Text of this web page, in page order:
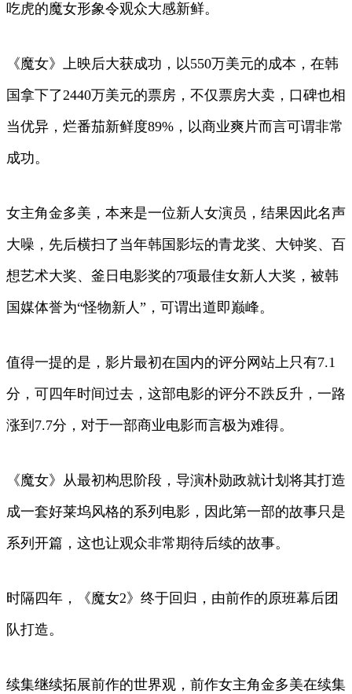
吃虎的魔女形象令观众大感新鲜。
《魔女》上映后大获成功，以550万美元的成本，在韩
国拿下了2440万美元的票房，不仅票房大卖，口碑也相
当优异，烂番茄新鲜度89%，以商业爽片而言可谓非常
成功。
女主角金多美，本来是一位新人女演员，结果因此名声
大噪，先后横扫了当年韩国影坛的青龙奖、大钟奖、百
想艺术大奖、釜日电影奖的7项最佳女新人大奖，被韩
国媒体誉为“怪物新人”，可谓出道即巅峰。
值得一提的是，影片最初在国内的评分网站上只有7.1
分，可四年时间过去，这部电影的评分不跌反升，一路
涨到7.7分，对于一部商业电影而言极为难得。
《魔女》从最初构思阶段，导演朴勋政就计划将其打造
成一套好莱坞风格的系列电影，因此第一部的故事只是
系列开篇，这也让观众非常期待后续的故事。
时隔四年，《魔女2》终于回归，由前作的原班幕后团
队打造。
续集继续拓展前作的世界观，前作女主角金多美在续集